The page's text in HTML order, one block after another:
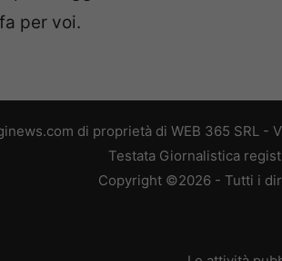
per voi.
di proprietà di WEB 365 SRL -
Testata Giornalistica
Copyright ©2026 - Tutti i